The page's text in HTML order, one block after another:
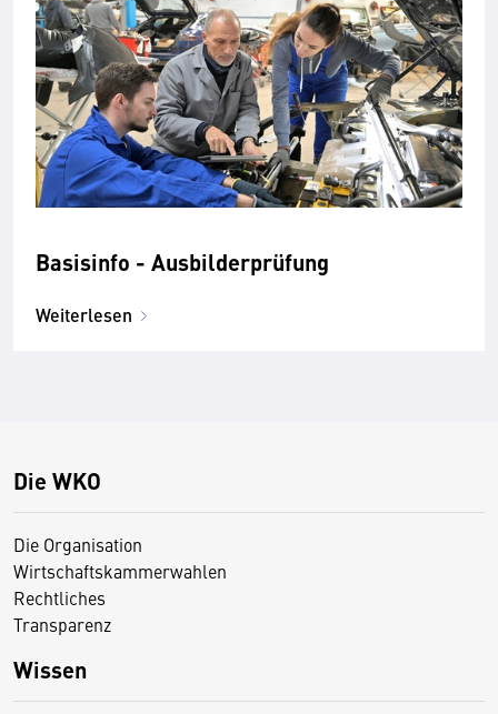
Basisinfo - Ausbilderprüfung
Weiterlesen
Die WKO
Die Organisation
Wirtschaftskammerwahlen
Rechtliches
Transparenz
Wissen